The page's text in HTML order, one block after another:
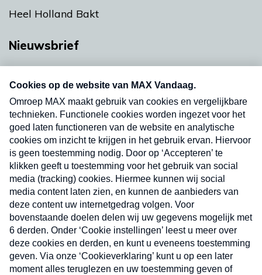
Heel Holland Bakt
Nieuwsbrief
nieuwsbrief. Elke vrijdag- en dinsdagochtend in
uw mailbox.
Verzend
Nieuwsbrief
Neem hier een gratis abonnement op onze